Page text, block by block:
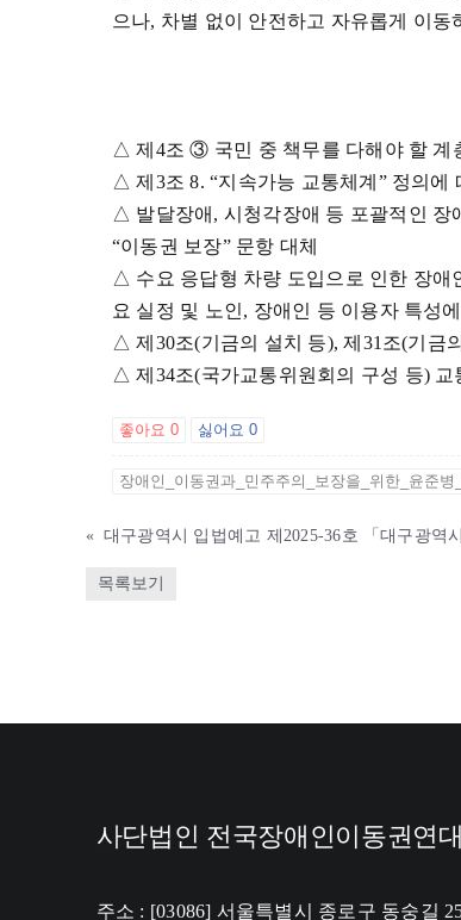
으나, 차별 없이 안전하고 자유롭게 이
△ 제4조 ③ 국민 중 책무를 다해야 할 계
△ 제3조 8. “지속가능 교통체계” 정의에
△ 발달장애, 시청각장애 등 포괄적인 장
“이동권 보장” 문항 대체
△ 수요 응답형 차량 도입으로 인한 장애
요 실정 및 노인, 장애인 등 이용자 특성
△ 제30조(기금의 설치 등), 제31조(기금
△ 제34조(국가교통위원회의 구성 등)
좋아요 0 싫어요0
장애인_이동권과_민주주의_보장을_위한_윤준
«
목록보기
사단법인 전국장애인이동권연대
주소 : [03086] 서울특별시 종로구 동숭길